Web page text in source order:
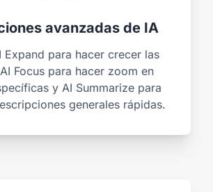
avanzadas de IA
Expand para hacer crecer las
Focus para hacer zoom en
y AI Summarize para
generales rápidas.